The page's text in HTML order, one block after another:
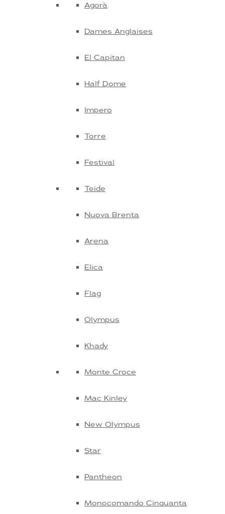
Agorà
Dames Anglaises
El Capitan
Half Dome
Impero
Torre
Festival
Teide
Nuova Brenta
Arena
Elica
Flag
Olympus
Khady
Monte Croce
Mac Kinley
New Olympus
Star
Pantheon
Monocomando Cinquanta